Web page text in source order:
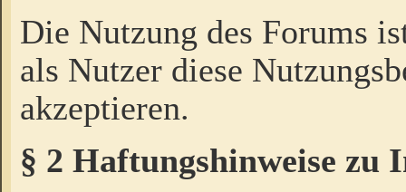
Die Nutzung des Forums
als Nutzer diese
akzeptieren.
§ 2 Haftungshinweise zu